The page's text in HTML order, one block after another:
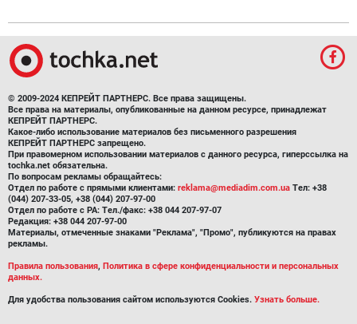
© 2009-2024 КЕПРЕЙТ ПАРТНЕРС. Все права защищены.
Все права на материалы, опубликованные на данном ресурсе, принадлежат
КЕПРЕЙТ ПАРТНЕРС.
Какое-либо использование материалов без письменного разрешения
КЕПРЕЙТ ПАРТНЕРС запрещено.
При правомерном использовании материалов с данного ресурса, гиперссылка на
tochka.net обязательна.
По вопросам рекламы обращайтесь:
Отдел по работе с прямыми клиентами: reklama@mediadim.com.ua Тел: +38
(044) 207-33-05, +38 (044) 207-97-00
Отдел по работе с РА: Тел./факс: +38 044 207-97-07
Редакция: +38 044 207-97-00
Материалы, отмеченные знаками "Реклама", "Промо", публикуются на правах
рекламы.
Правила пользования, Политика в сфере конфиденциальности и персональных
данных.
Для удобства пользования сайтом используются Cookies. Узнать больше.